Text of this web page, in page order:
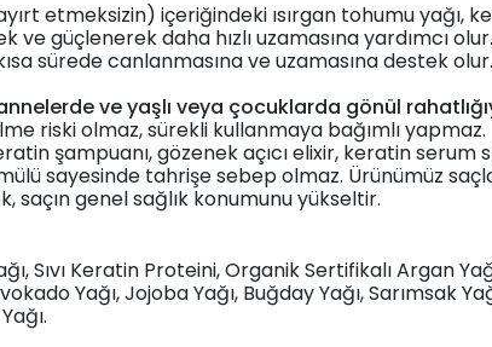
etmeksizin) içeriğindeki ısırgan tohumu
güçlenerek daha hızlı uzamasına yardımcı
sürede canlanmasına ve uzamasına destek
ve yaşlı veya çocuklarda gönül
riski olmaz, sürekli kullanmaya bağımlı yapmaz.
şampuanı, gözenek açıcı elixir, keratin
sayesinde tahrişe sebep olmaz. Ürünümüz
saçın genel sağlık konumunu yükseltir.
Sıvı Keratin Proteini, Organik Sertifikalı Argan
Yağı, Jojoba Yağı, Buğday Yağı, Sarımsak